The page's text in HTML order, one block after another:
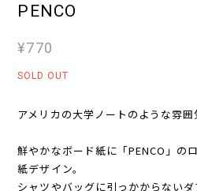
PENCO
¥770
SOLD OUT
アメリカの大学ノートのような雰囲
鮮やかなボード紙に「PENCO」の
紙デザイン。
シャツやバッグに引っかからないダ